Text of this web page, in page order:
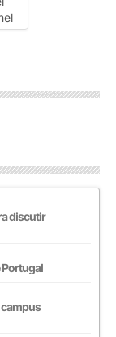
discutir
Portugal
campus